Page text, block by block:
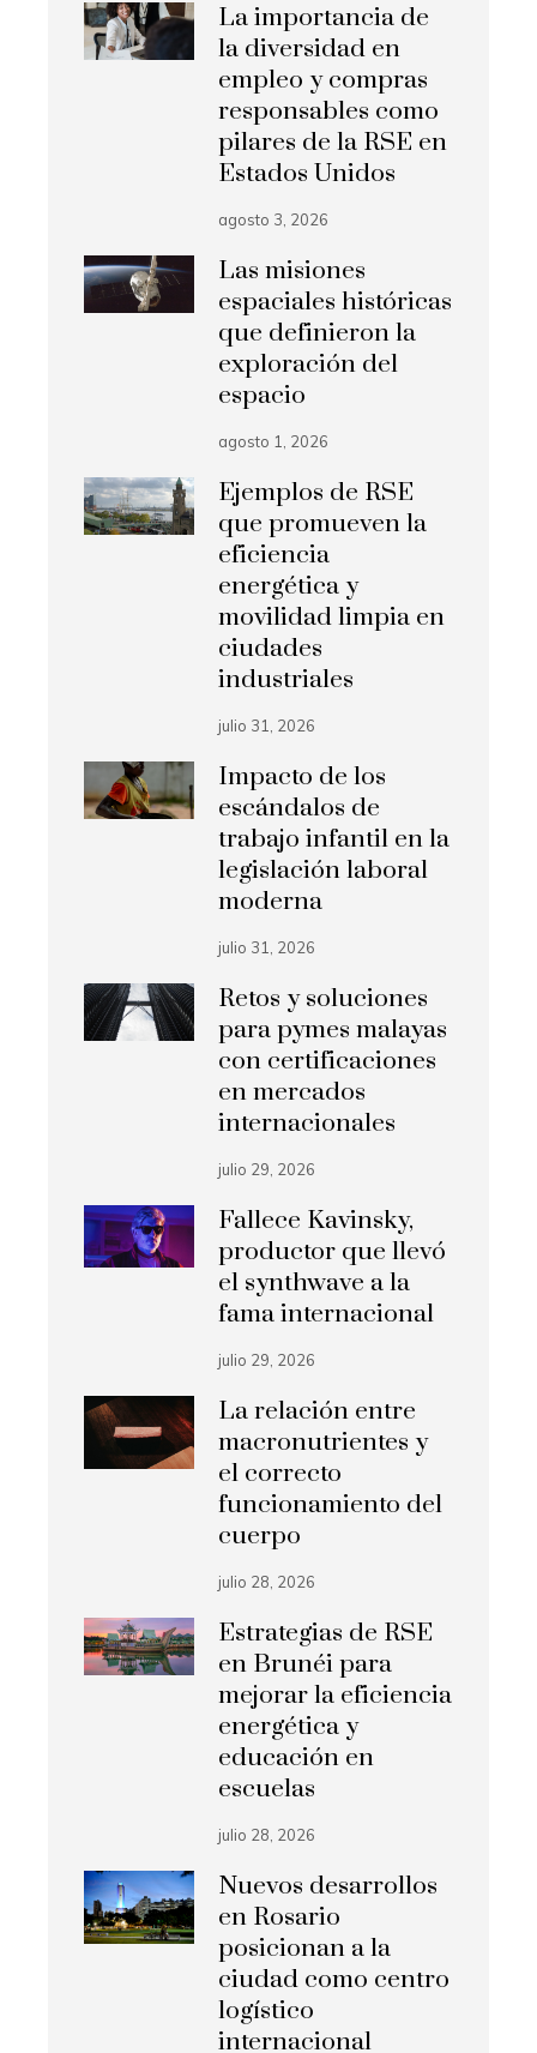
La importancia de
la diversidad en
empleo y compras
responsables como
pilares de la RSE en
Estados Unidos
agosto 3, 2026
Las misiones
espaciales históricas
que definieron la
exploración del
espacio
agosto 1, 2026
Ejemplos de RSE
que promueven la
eficiencia
energética y
movilidad limpia en
ciudades
industriales
julio 31, 2026
Impacto de los
escándalos de
trabajo infantil en la
legislación laboral
moderna
julio 31, 2026
Retos y soluciones
para pymes malayas
con certificaciones
en mercados
internacionales
julio 29, 2026
Fallece Kavinsky,
productor que llevó
el synthwave a la
fama internacional
julio 29, 2026
La relación entre
macronutrientes y
el correcto
funcionamiento del
cuerpo
julio 28, 2026
Estrategias de RSE
en Brunéi para
mejorar la eficiencia
energética y
educación en
escuelas
julio 28, 2026
Nuevos desarrollos
en Rosario
posicionan a la
ciudad como centro
logístico
internacional